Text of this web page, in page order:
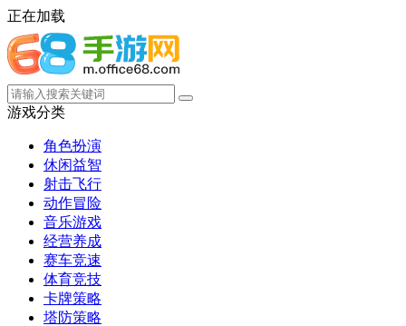
正在加载
游戏分类
角色扮演
休闲益智
射击飞行
动作冒险
音乐游戏
经营养成
赛车竞速
体育竞技
卡牌策略
塔防策略